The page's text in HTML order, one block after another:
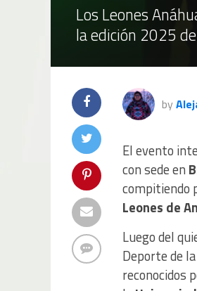
Los Leones
la edición 2025
by
El evento
con sede en
compitiendo
Leones de
Luego del
Deporte de
reconocidos